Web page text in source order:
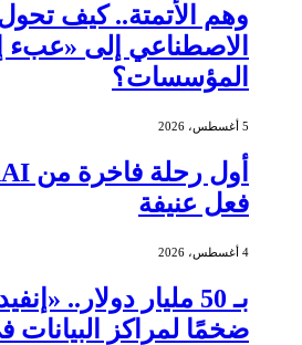
وهم الأتمتة.. كيف تحول
الاصطناعي إلى «عبء
المؤسسات؟
5 أغسطس، 2026
فعل عنيفة
4 أغسطس، 2026
بـ 50 مليار دولار..
ضخمًا لمراكز